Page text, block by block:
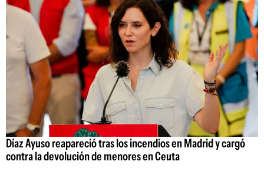
Díaz Ayuso reapareció tras los incendios en Madrid y cargó
contra la devolución de menores en Ceuta